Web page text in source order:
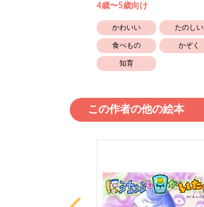
4歳〜5歳向け
かわいい たのしい
食べもの かぞく
知育
この作者の他の絵本